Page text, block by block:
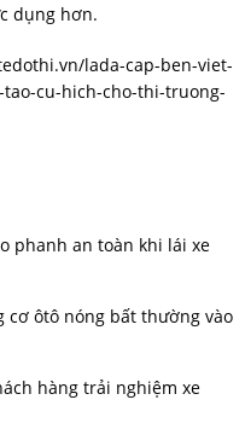
dụng hơn.
lada-cap-ben-viet-
cu-hich-cho-thi-truong-
phanh an toàn khi lái xe
cơ ôtô nóng bất thường vào
hàng trải nghiệm xe